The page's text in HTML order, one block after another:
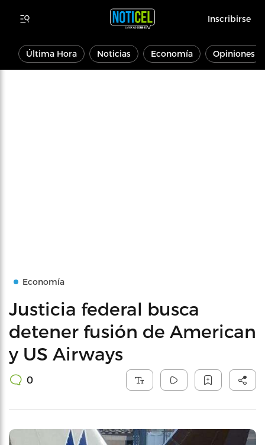
Inscribirse
Última Hora Noticias Economía Opiniones
Economía
Justicia federal busca
detener fusión de American
y US Airways
0